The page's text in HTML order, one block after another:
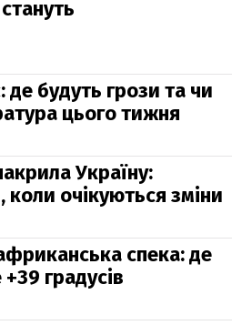
де будуть грози та чи
цього тижня
Україну:
коли очікуються зміни
спека: де
градусів